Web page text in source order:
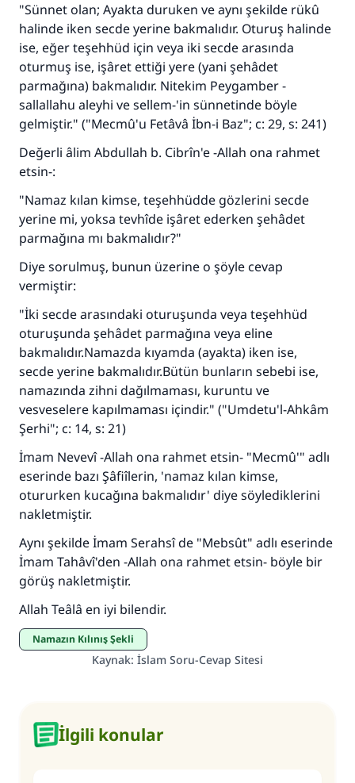
"Sünnet olan; Ayakta duruken ve aynı şekilde rükû
halinde iken secde yerine bakmalıdır. Oturuş halinde
ise, eğer teşehhüd için veya iki secde arasında
oturmuş ise, işâret ettiği yere (yani şehâdet
parmağına) bakmalıdır. Nitekim Peygamber -
sallallahu aleyhi ve sellem-'in sünnetinde böyle
gelmiştir." ("Mecmû'u Fetâvâ İbn-i Baz"; c: 29, s: 241)
Değerli âlim Abdullah b. Cibrîn'e -Allah ona rahmet
etsin-:
"Namaz kılan kimse, teşehhüdde gözlerini secde
yerine mi, yoksa tevhîde işâret ederken şehâdet
parmağına mı bakmalıdır?"
Diye sorulmuş, bunun üzerine o şöyle cevap
vermiştir:
"İki secde arasındaki oturuşunda veya teşehhüd
oturuşunda şehâdet parmağına veya eline
bakmalıdır.Namazda kıyamda (ayakta) iken ise,
secde yerine bakmalıdır.Bütün bunların sebebi ise,
namazında zihni dağılmaması, kuruntu ve
vesveselere kapılmaması içindir." ("Umdetu'l-Ahkâm
Şerhi"; c: 14, s: 21)
İmam Nevevî -Allah ona rahmet etsin- "Mecmû'" adlı
eserinde bazı Şâfiîlerin, 'namaz kılan kimse,
otururken kucağına bakmalıdır' diye söylediklerini
nakletmiştir.
Aynı şekilde İmam Serahsî de "Mebsût" adlı eserinde
İmam Tahâvî'den -Allah ona rahmet etsin- böyle bir
görüş nakletmiştir.
Allah Teâlâ en iyi bilendir.
Namazın Kılınış Şekli
Kaynak: İslam Soru-Cevap Sitesi
İlgili konular
kurtardı.
Ümmete cevapları ulaştırmak için bizi destekle
Rasulullah ﷺ şöyle dedi:
Her kim bir hayra yol gösterirse , hayrı yapan
kişinin sevabı kadar ona sevap yazılır.
(MUSLIM 1893)
Şimdi katkı yapın!